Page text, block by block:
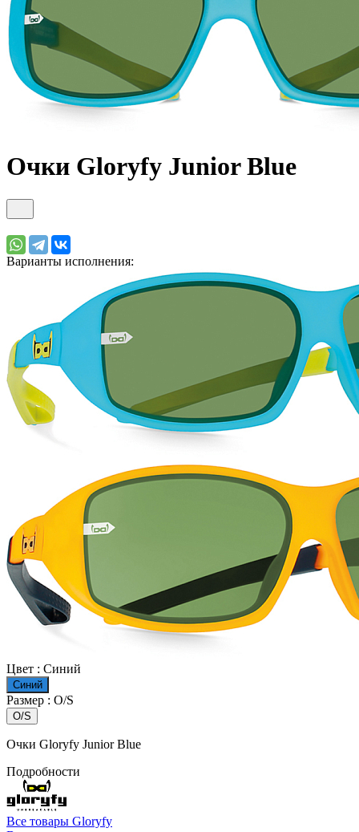
Очки Gloryfy Junior Blue
Варианты исполнения:
Цвет : Синий
Синий
Размер : O/S
O/S
Очки Gloryfy Junior Blue
Подробности
Все товары Gloryfy